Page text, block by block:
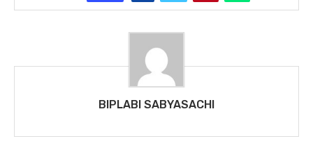
BIPLABI SABYASACHI